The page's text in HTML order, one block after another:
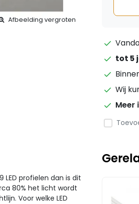
Afbeelding vergroten
tot 5
Wij
Meer
profielen dan is dit
80% het licht wordt
Voor welke LED